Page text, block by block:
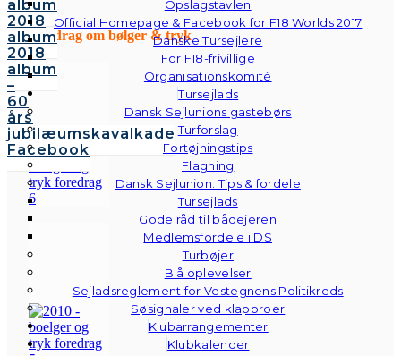
Opslagstavlen
Official Homepage & Facebook for F18 Worlds 2017
Danske Tursejlere
For F18-frivillige
Organisationskomité
Tursejlads
Dansk Sejlunions gastebørs
Turforslag
Fortøjningstips
Flagning
Dansk Sejlunion: Tips & fordele
Tursejlads
Gode råd til bådejeren
Medlemsfordele i DS
Turbøjer
Blå oplevelser
Sejladsreglement for Vestegnens Politikreds
Søsignaler ved klapbroer
Klubarrangementer
Klubkalender
album
2018
album
2018
album
–
60
års
jubilæumskavalkade
Facebook
Foredrag om bølger & tryk